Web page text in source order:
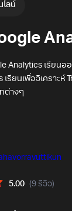
ลน์
Analytics เรียนอ
รียนเพื่อวิเคราะห์
ต่างๆ
5.00 (9 รีวิว)